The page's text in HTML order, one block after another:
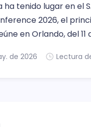
ha tenido lugar en el
2026, el
en Orlando, del
de 2026 Lectura